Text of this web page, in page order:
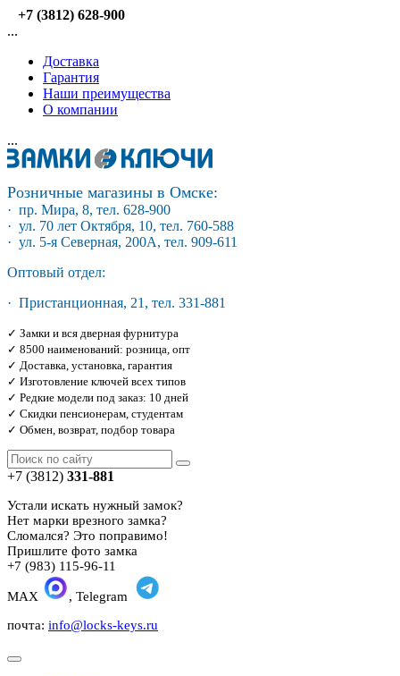
+7 (3812) 628-900
...
Доставка
Гарантия
Наши преимущества
О компании
...
Розничные магазины в Омске:
· пр. Мира, 8, тел. 628-900
· ул. 70 лет Октября, 10, тел. 760-588
· ул. 5-я Северная, 200А, тел. 909-611
Оптовый отдел:
· Пристанционная, 21, тел. 331-881
✓ Замки и вся дверная фурнитура
✓ 8500 наименований: розница, опт
✓ Доставка, установка, гарантия
✓ Изготовление ключей всех типов
✓ Редкие модели под заказ: 10 дней
✓ Скидки пенсионерам, студентам
✓ Обмен, возврат, подбор товара
+7 (3812) 331-881
Устали искать нужный замок?
Нет марки врезного замка?
Сломался? Это поправимо!
Пришлите фото замка
+7 (983) 115-96-11
MAX
, Telegram
почта: info@locks-keys.ru